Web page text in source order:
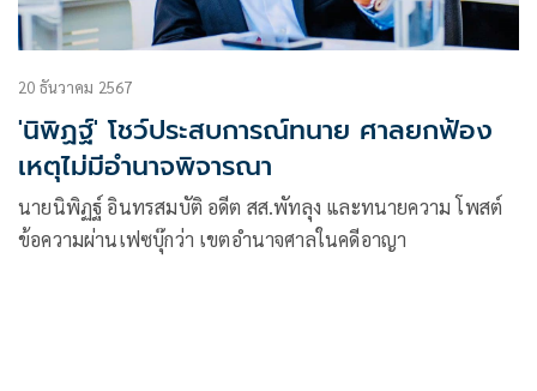
20 ธันวาคม 2567
'นิพิฏฐ์' โชว์ประสบการณ์ทนาย ศาลยกฟ้อง
เหตุไม่มีอำนาจพิจารณา
นายนิพิฏฐ์ อินทรสมบัติ อดีต สส.พัทลุง และทนายความ โพสต์
ข้อความผ่านเฟซบุ๊กว่า เขตอำนาจศาลในคดีอาญา